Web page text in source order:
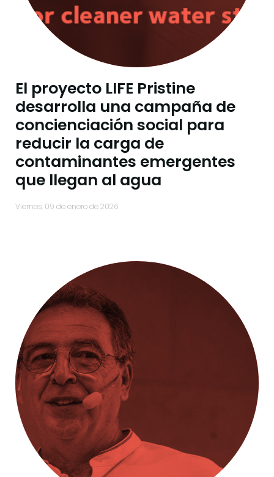
El proyecto LIFE Pristine
desarrolla una campaña de
concienciación social para
reducir la carga de
contaminantes emergentes
que llegan al agua
viernes, 09 de enero de 2026